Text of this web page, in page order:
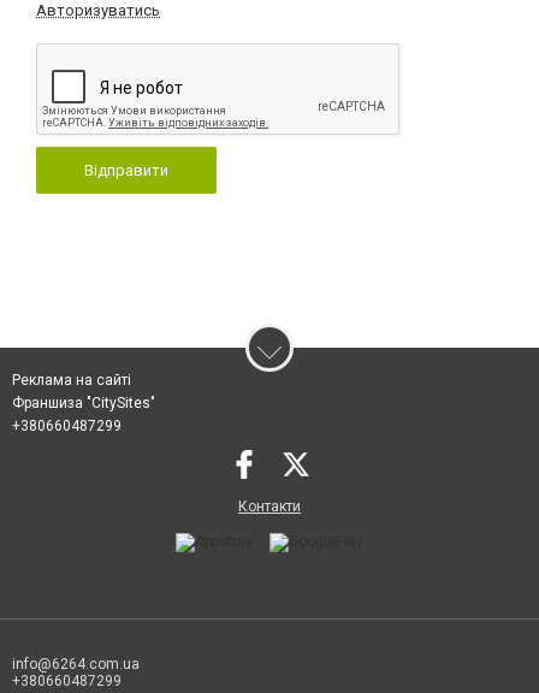
Авторизуватись
Відправити
Реклама на сайті
Франшиза "CitySites"
+380660487299
Контакти
info@6264.com.ua
+380660487299